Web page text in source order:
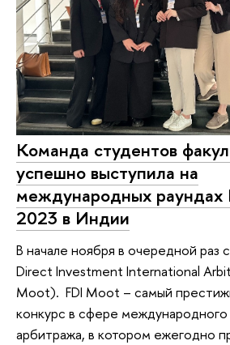
Команда студентов
успешно выступила на
международных раундах
2023 в Индии
В начале ноября в очередной раз
Direct Investment International
Moot). FDI Moot – самый
конкурс в сфере
арбитража, в котором ежегодно